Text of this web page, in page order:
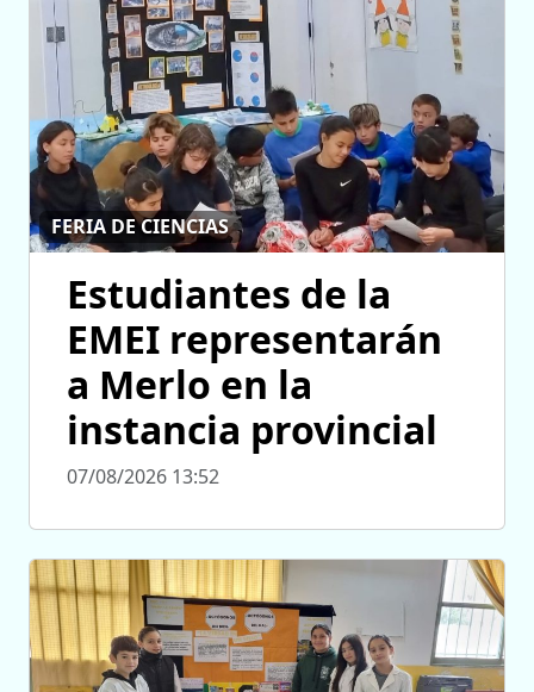
FERIA DE CIENCIAS
Estudiantes de la
EMEI representarán
a Merlo en la
instancia provincial
07/08/2026 13:52